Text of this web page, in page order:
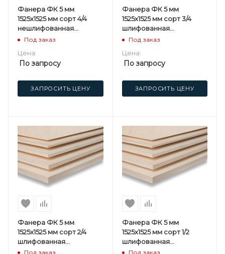
Фанера ФК 5 мм
1525х1525 мм сорт 4/4
нешлифованная
березовая
Под заказ
Цена:
По запросу
ЗАПРОСИТЬ ЦЕНУ
Фанера ФК 5 мм
1525х1525 мм сорт 3/4
шлифованная
березовая
Под заказ
Цена:
По запросу
ЗАПРОСИТЬ ЦЕНУ
Фанера ФК 5 мм
1525х1525 мм сорт 2/4
шлифованная
березовая
Под заказ
Фанера ФК 5 мм
1525х1525 мм сорт 1/2
шлифованная
березовая
Под заказ